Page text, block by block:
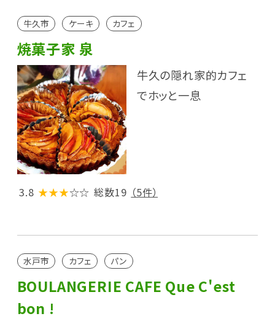
牛久市 ケーキ カフェ
焼菓子家 泉
牛久の隠れ家的カフェ
でホッと一息
3.8 ★★★☆☆ 総数19 （5件）
水戸市 カフェ パン
BOULANGERIE CAFE Que C'est
bon !